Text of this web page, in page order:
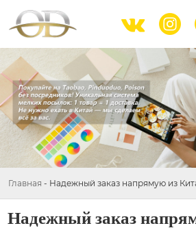
 
Главная - Надежный заказ напрямую из
Надежный заказ